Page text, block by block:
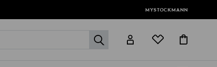
MYSTOCKMANN
label.header.go